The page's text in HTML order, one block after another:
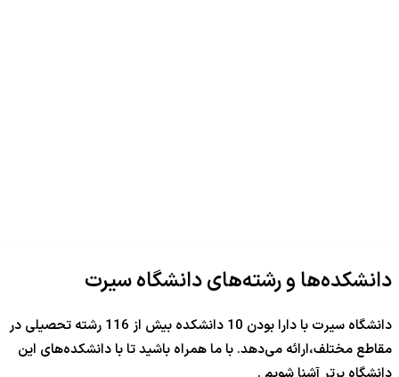
دانشکده‌ها و رشته‌های دانشگاه سیرت
دانشگاه سیرت با دارا بودن 10 دانشکده بیش از 116 رشته تحصیلی در
مقاطع مختلف،ارائه می‌دهد. با ما همراه باشید تا با دانشکده‌‎های این